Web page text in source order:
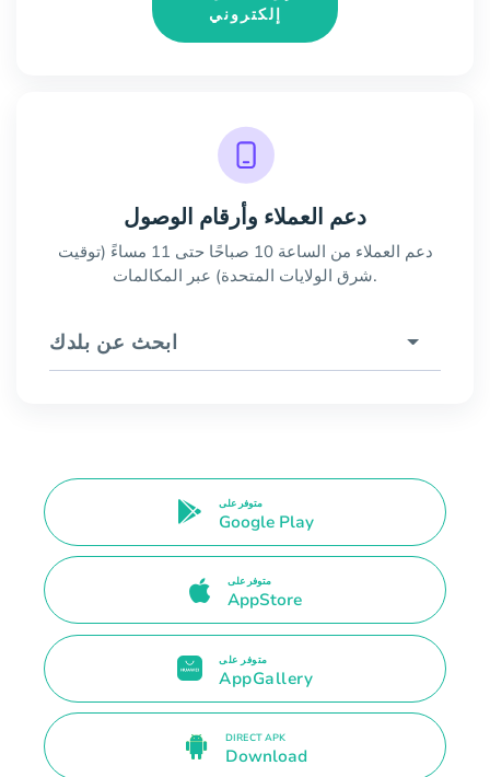
إلكتروني
دعم العملاء وأرقام الوصول
دعم العملاء من الساعة 10 صباحًا حتى 11 مساءً (توقيت
شرق الولايات المتحدة) عبر المكالمات.
ابحث عن بلدك
متوفر على
Google Play
متوفر على
AppStore
متوفر على
AppGallery
DIRECT APK
Download